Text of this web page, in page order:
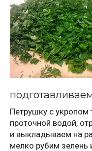
Петрушку с
проточной водой,
и выкладываем на
мелко рубим зелень